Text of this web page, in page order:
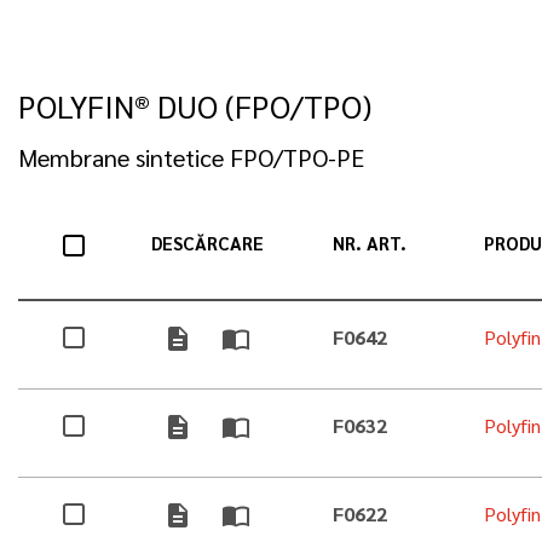
POLYFIN® DUO (FPO/TPO)
Membrane sintetice FPO/TPO-PE
DESCĂRCARE NR. ART.
description import_contacts F0642
description import_contacts F0632
description import_contacts F0622